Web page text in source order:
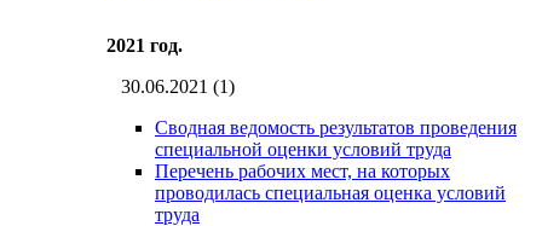
2021 год.
30.06.2021 (1)
Сводная ведомость результатов проведения
специальной оценки условий труда
Перечень рабочих мест, на которых
проводилась cпециальная оценка условий
труда